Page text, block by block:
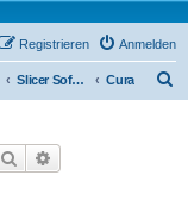
Anmelden
Registrieren
Slicer Software Cura
Suche